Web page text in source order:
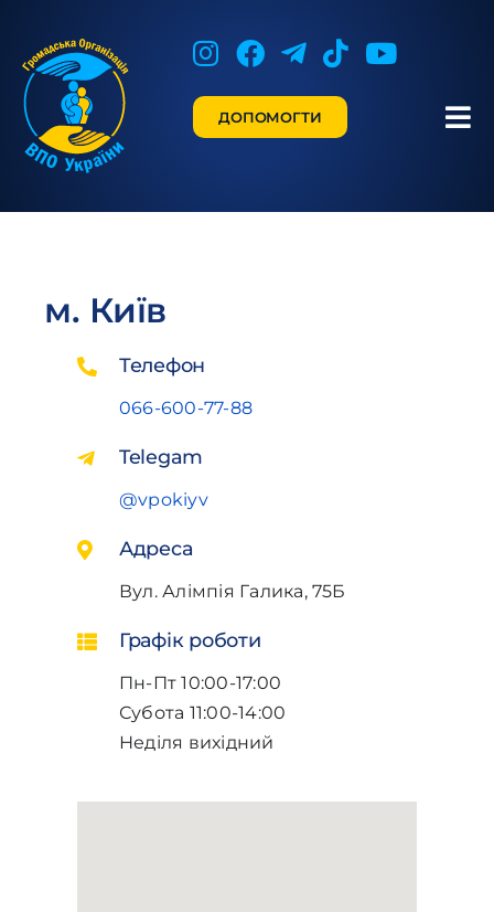
content
ДОПОМОГТИ
Про Нас
Новини
Наші Партнери
Контакти
м. Київ
Телефон
066-600-77-88
Telegam
@vpokiyv
Адреса
Вул. Алімпія Галика, 75Б
Графік роботи
Пн-Пт 10:00-17:00
Субота 11:00-14:00
Неділя вихідний